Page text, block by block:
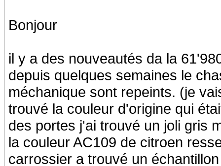
Bonjour
il y a des nouveautés da la
depuis quelques semaines le
méchanique sont repeints. (je
trouvé la couleur d'origine qui
des portes j'ai trouvé un joli gris
la couleur AC109 de citroen
carrossier a trouvé un